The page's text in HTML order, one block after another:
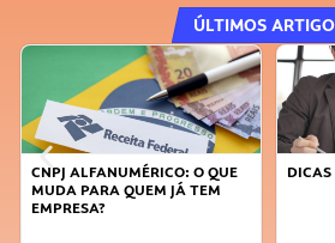
ÚLTIMOS
CNPJ ALFANUMÉRICO: O QUE
MUDA PARA QUEM JÁ TEM
EMPRESA?
DICAS